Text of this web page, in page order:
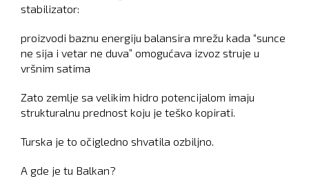
stabilizator:
proizvodi baznu energiju balansira mrežu kada “sunce
ne sija i vetar ne duva” omogućava izvoz struje u
vršnim satima
Zato zemlje sa velikim hidro potencijalom imaju
strukturalnu prednost koju je teško kopirati.
Turska je to očigledno shvatila ozbiljno.
A gde je tu Balkan?